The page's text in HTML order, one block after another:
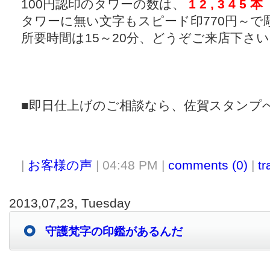
100円認印のタワーの数は、
1 2 , 3 4 5 本
タワーに無い文字もスピード印770円～で
所要時間は15～20分、どうぞご来店下さ
■即日仕上げのご相談なら、佐賀スタンプ
| お客様の声 | 04:48 PM | comments (0) |
2013,07,23, Tuesday
守護梵字の印鑑があるんだ